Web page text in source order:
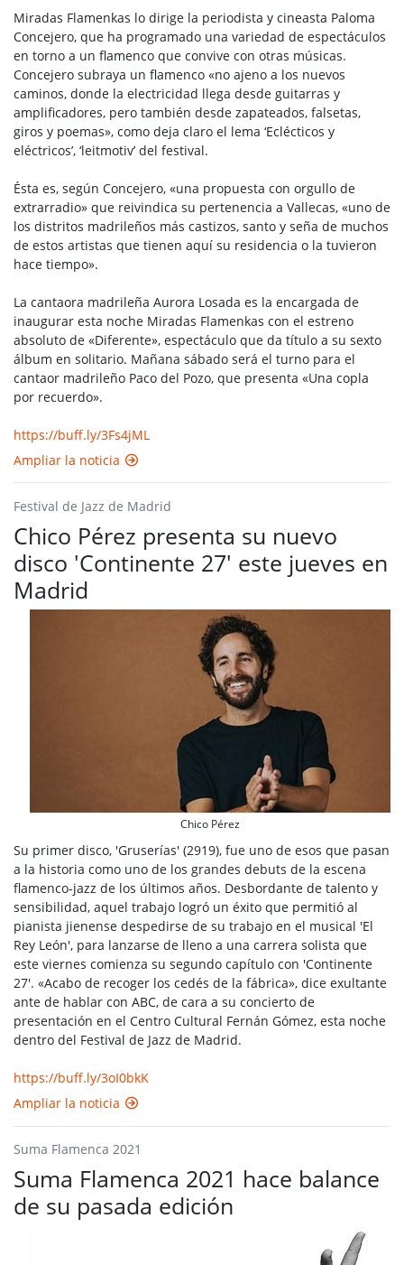
Miradas Flamenkas lo dirige la periodista y cineasta Paloma
Concejero, que ha programado una variedad de espectáculos
en torno a un flamenco que convive con otras músicas.
Concejero subraya un flamenco «no ajeno a los nuevos
caminos, donde la electricidad llega desde guitarras y
amplificadores, pero también desde zapateados, falsetas,
giros y poemas», como deja claro el lema ‘Eclécticos y
eléctricos’, ‘leitmotiv’ del festival.
Ésta es, según Concejero, «una propuesta con orgullo de
extrarradio» que reivindica su pertenencia a Vallecas, «uno de
los distritos madrileños más castizos, santo y seña de muchos
de estos artistas que tienen aquí su residencia o la tuvieron
hace tiempo».
La cantaora madrileña Aurora Losada es la encargada de
inaugurar esta noche Miradas Flamenkas con el estreno
absoluto de «Diferente», espectáculo que da título a su sexto
álbum en solitario. Mañana sábado será el turno para el
cantaor madrileño Paco del Pozo, que presenta «Una copla
por recuerdo».
https://buff.ly/3Fs4jML
Ampliar la noticia
Festival de Jazz de Madrid
Chico Pérez presenta su nuevo
disco 'Continente 27' este jueves en
Madrid
Chico Pérez
Su primer disco, 'Gruserías' (2919), fue uno de esos que pasan
a la historia como uno de los grandes debuts de la escena
flamenco-jazz de los últimos años. Desbordante de talento y
sensibilidad, aquel trabajo logró un éxito que permitió al
pianista jienense despedirse de su trabajo en el musical 'El
Rey León', para lanzarse de lleno a una carrera solista que
este viernes comienza su segundo capítulo con 'Continente
27'. «Acabo de recoger los cedés de la fábrica», dice exultante
ante de hablar con ABC, de cara a su concierto de
presentación en el Centro Cultural Fernán Gómez, esta noche
dentro del Festival de Jazz de Madrid.
https://buff.ly/3oI0bkK
Ampliar la noticia
Suma Flamenca 2021
Suma Flamenca 2021 hace balance
de su pasada edición